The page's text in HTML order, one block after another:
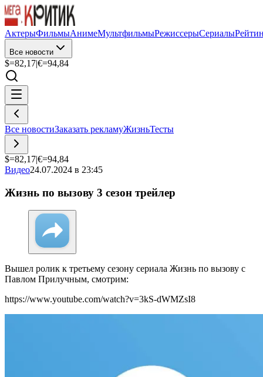
АктерыФильмыАнимеМультфильмыРежиссерыСериалы
Все новости
$=82,17|€=94,84
Все новостиЗаказать рекламуЖизньТесты
$=82,17|€=94,84
Видео24.07.2024 в 23:45
Жизнь по вызову 3 сезон трейлер
Вышел ролик к третьему сезону сериала Жизнь по вызову с
Павлом Прилучным, смотрим:
https://www.youtube.com/watch?v=3kS-dWMZsI8